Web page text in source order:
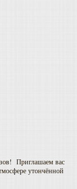
Приглашаем вас
утончённой